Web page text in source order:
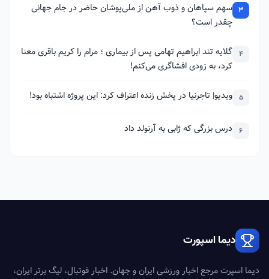
3 سهم سپاهان و ذوب آهن از ملی‌پوشان حاضر در جام جهانی
چقدر است؟
4 گلایه تند ابراهیم تهامی پس از بیماری ؛ مرام را کریم باقری معنا
کرد، به زودی افشاگری می‌کنم!
5 ویدیو| تاجرنیا در پخش زنده اعتراف کرد: این پروژه اشتباه بود!
6 درس بزرگی که ژابی به آرنولد داد
دیما اسپورت
دیما اسپرت مرجع اخبار ورزشی ایران و جهان. اخبار فوتبال، لیگ برتر ایران،